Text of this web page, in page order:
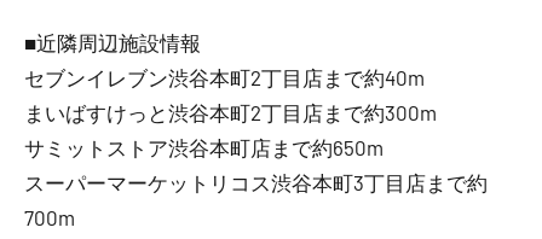
■近隣周辺施設情報
セブンイレブン渋谷本町2丁目店まで約40m
まいばすけっと渋谷本町2丁目店まで約300m
サミットストア渋谷本町店まで約650m
スーパーマーケットリコス渋谷本町3丁目店まで約
700m